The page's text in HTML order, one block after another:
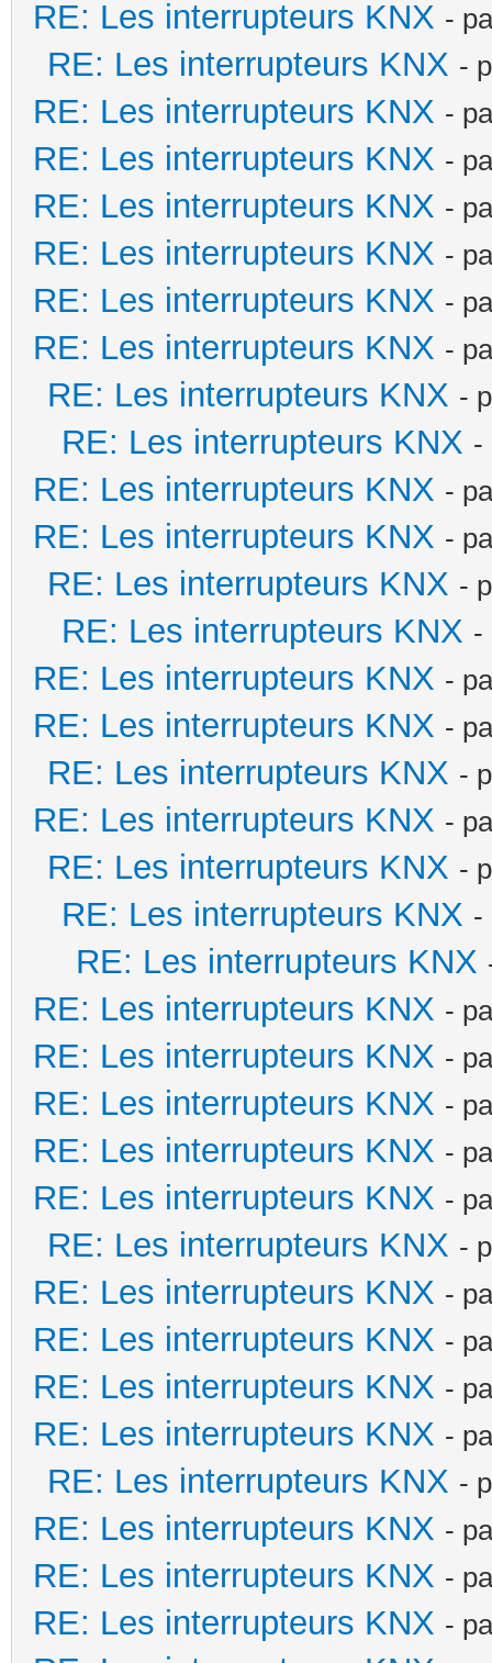
RE: Les interrupteurs KNX -
RE: Les interrupteurs KNX -
RE: Les interrupteurs KNX -
RE: Les interrupteurs KNX -
RE: Les interrupteurs KNX -
RE: Les interrupteurs KNX -
RE: Les interrupteurs KNX -
RE: Les interrupteurs KNX -
RE: Les interrupteurs KNX -
RE: Les interrupteurs KNX -
RE: Les interrupteurs KNX -
RE: Les interrupteurs KNX -
RE: Les interrupteurs KNX -
RE: Les interrupteurs KNX -
RE: Les interrupteurs KNX -
RE: Les interrupteurs KNX -
RE: Les interrupteurs KNX -
RE: Les interrupteurs KNX -
RE: Les interrupteurs KNX -
RE: Les interrupteurs KNX -
RE: Les interrupteurs KNX
RE: Les interrupteurs KNX -
RE: Les interrupteurs KNX -
RE: Les interrupteurs KNX -
RE: Les interrupteurs KNX -
RE: Les interrupteurs KNX -
RE: Les interrupteurs KNX -
RE: Les interrupteurs KNX -
RE: Les interrupteurs KNX -
RE: Les interrupteurs KNX -
RE: Les interrupteurs KNX -
RE: Les interrupteurs KNX -
RE: Les interrupteurs KNX -
RE: Les interrupteurs KNX -
RE: Les interrupteurs KNX -